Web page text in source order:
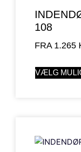
108
FRA 1.265
VÆLG